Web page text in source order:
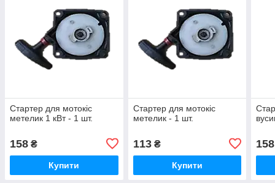
Стартер для мотокіс
метелик 1 кВт - 1 шт.
158 ₴
Купити
Стартер для мотокіс
метелик - 1 шт.
113₴
Купити
158